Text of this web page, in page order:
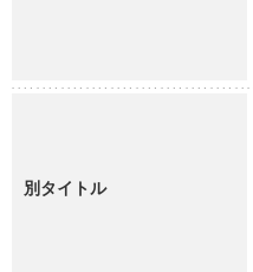
別タイトル